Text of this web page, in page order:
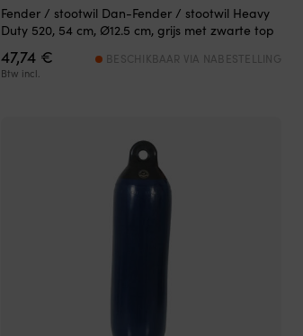
Fender / stootwil Dan-Fender / stootwil Heavy
Duty 520, 54 cm, Ø12.5 cm, grijs met zwarte top
47,74 €
Btw incl.
BESCHIKBAAR VIA NABESTELLING